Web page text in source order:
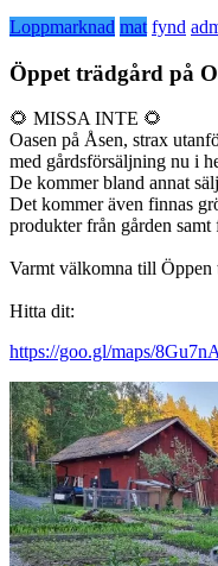
Loppmarknad mat fynd
Öppet trädgård på
🌻 MISSA INTE 🌻
Oasen på Åsen, strax
med gårdsförsäljning nu i
De kommer bland annat
Det kommer även finnas
produkter från gården
Varmt välkomna till Öppen
Hitta dit:
https://goo.gl/maps/